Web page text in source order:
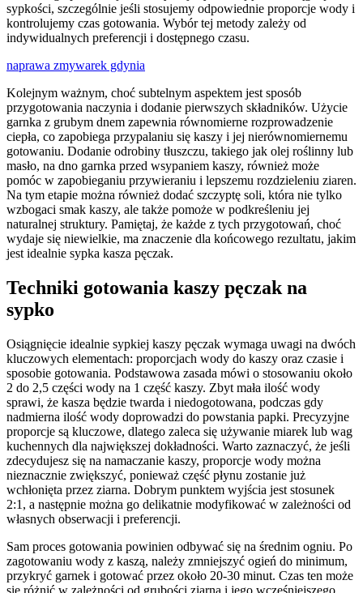
sypkości, szczególnie jeśli stosujemy odpowiednie proporcje wody i
kontrolujemy czas gotowania. Wybór tej metody zależy od
indywidualnych preferencji i dostępnego czasu.
naprawa zmywarek gdynia
Kolejnym ważnym, choć subtelnym aspektem jest sposób
przygotowania naczynia i dodanie pierwszych składników. Użycie
garnka z grubym dnem zapewnia równomierne rozprowadzenie
ciepła, co zapobiega przypalaniu się kaszy i jej nierównomiernemu
gotowaniu. Dodanie odrobiny tłuszczu, takiego jak olej roślinny lub
masło, na dno garnka przed wsypaniem kaszy, również może
pomóc w zapobieganiu przywieraniu i lepszemu rozdzieleniu ziaren.
Na tym etapie można również dodać szczyptę soli, która nie tylko
wzbogaci smak kaszy, ale także pomoże w podkreśleniu jej
naturalnej struktury. Pamiętaj, że każde z tych przygotowań, choć
wydaje się niewielkie, ma znaczenie dla końcowego rezultatu, jakim
jest idealnie sypka kasza pęczak.
Techniki gotowania kaszy pęczak na
sypko
Osiągnięcie idealnie sypkiej kaszy pęczak wymaga uwagi na dwóch
kluczowych elementach: proporcjach wody do kaszy oraz czasie i
sposobie gotowania. Podstawowa zasada mówi o stosowaniu około
2 do 2,5 części wody na 1 część kaszy. Zbyt mała ilość wody
sprawi, że kasza będzie twarda i niedogotowana, podczas gdy
nadmierna ilość wody doprowadzi do powstania papki. Precyzyjne
proporcje są kluczowe, dlatego zaleca się używanie miarek lub wag
kuchennych dla największej dokładności. Warto zaznaczyć, że jeśli
zdecydujesz się na namaczanie kaszy, proporcje wody można
nieznacznie zwiększyć, ponieważ część płynu zostanie już
wchłonięta przez ziarna. Dobrym punktem wyjścia jest stosunek
2:1, a następnie można go delikatnie modyfikować w zależności od
własnych obserwacji i preferencji.
Sam proces gotowania powinien odbywać się na średnim ogniu. Po
zagotowaniu wody z kaszą, należy zmniejszyć ogień do minimum,
przykryć garnek i gotować przez około 20-30 minut. Czas ten może
się różnić w zależności od grubości ziarna i jego wcześniejszego